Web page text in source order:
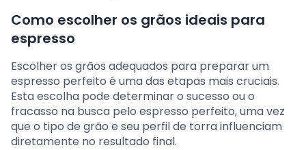
Como escolher os grãos ideais para
espresso
Escolher os grãos adequados para preparar um
espresso perfeito é uma das etapas mais cruciais.
Esta escolha pode determinar o sucesso ou o
fracasso na busca pelo espresso perfeito, uma vez
que o tipo de grão e seu perfil de torra influenciam
diretamente no resultado final.